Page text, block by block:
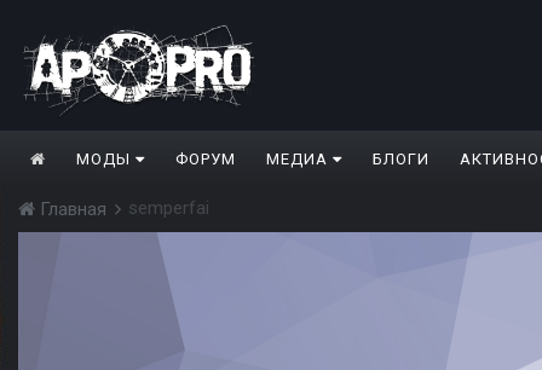
МОДЫ ФОРУМ МЕДИА БЛОГИ
Главная semperfai